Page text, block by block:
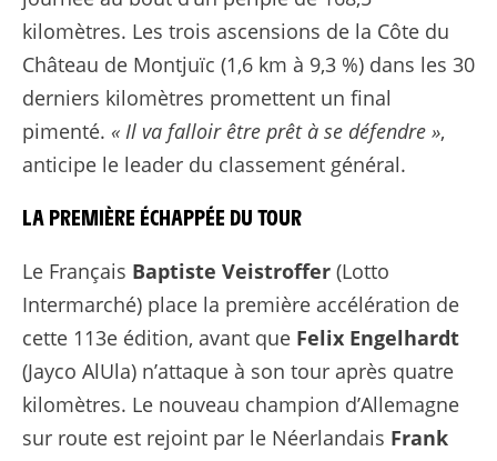
kilomètres. Les trois ascensions de la Côte du
Château de Montjuïc (1,6 km à 9,3 %) dans les 30
derniers kilomètres promettent un final
pimenté. « Il va falloir être prêt à se défendre »,
anticipe le leader du classement général.
LA PREMIÈRE ÉCHAPPÉE DU TOUR
Le Français Baptiste Veistroffer (Lotto
Intermarché) place la première accélération de
cette 113e édition, avant que Felix Engelhardt
(Jayco AlUla) n’attaque à son tour après quatre
kilomètres. Le nouveau champion d’Allemagne
sur route est rejoint par le Néerlandais Frank